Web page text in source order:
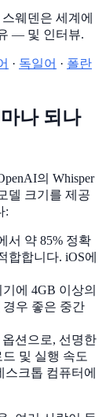
웨덴은 세계에
— 및 인터뷰.
· 독일어 · 폴란
나 되나
의 Whisper
델 크기를 제공
:
서 약 85% 정확
합합니다. iOS에
에 4GB 이상의
우 좋은 중간
션으로, 선명한
및 실행 속도
크톱 컴퓨터에